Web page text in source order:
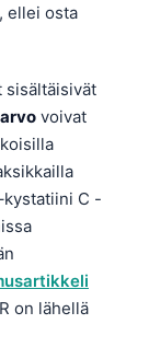
ellei osta
sisältäisivät
voivat
C -
on lähellä